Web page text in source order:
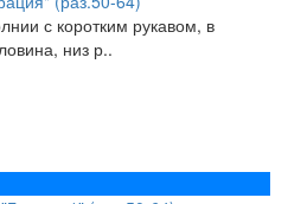
с коротким рукавом, в
низ р..